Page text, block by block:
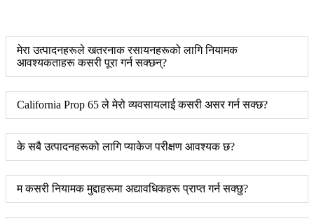
मेरा उत्पादनहरूले खतरनाक रसायनहरूको लागि नियामक
आवश्यकताहरू कसरी पूरा गर्न सक्छन्?
California Prop 65 ले मेरो व्यवसायलाई कसरी असर गर्न सक्छ?
के सबै उत्पादनहरूको लागि प्याकेज परीक्षण आवश्यक छ?
म कसरी नियामक मुद्दाहरूमा अद्यावधिकहरू प्राप्त गर्न सक्छु?